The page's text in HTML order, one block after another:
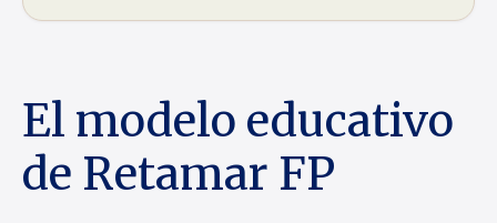
El modelo educativo
de Retamar FP